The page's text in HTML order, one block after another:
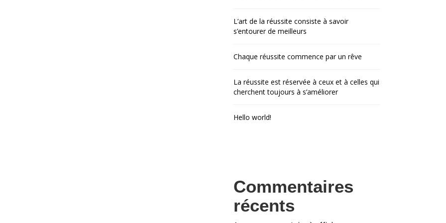
L’art de la réussite consiste à savoir
s’entourer de meilleurs
Chaque réussite commence par un rêve
La réussite est réservée à ceux et à celles qui
cherchent toujours à s’améliorer
Hello world!
Commentaires
récents